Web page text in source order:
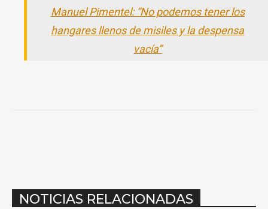
Manuel Pimentel: “No podemos tener los
hangares llenos de misiles y la despensa
vacía”
NOTICIAS RELACIONADAS